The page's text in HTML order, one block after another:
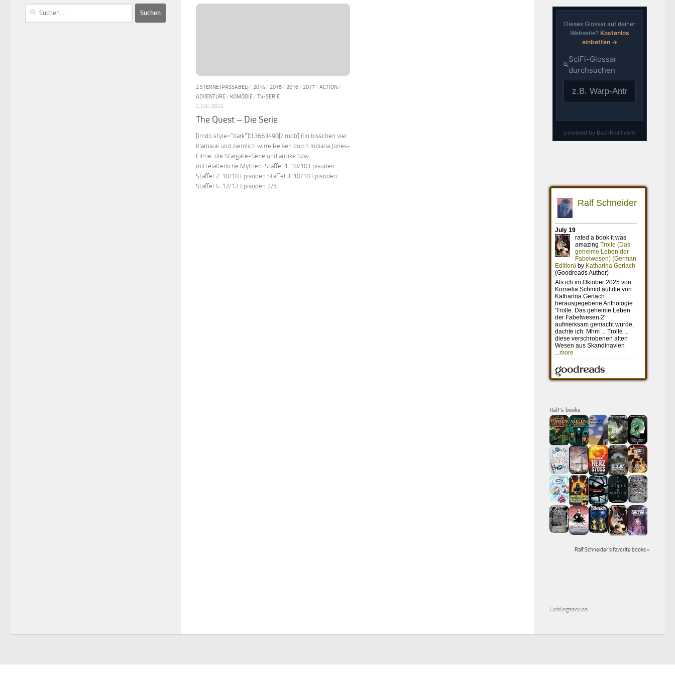
2 STERNE (PASSABEL)/ 2014/ 2015/ 2016/ 2017/ ACTION/
ADVENTURE/ KOMÖDIE/ TV-SERIE
2. JULI 2023
The Quest – Die Serie
[imdb style=“dark“]tt3663490[/imdb] Ein bisschen viel
Klamauk und ziemlich wirre Reisen durch Indiana Jones-
Filme, die Stargate-Serie und antike bzw.
mittelalterliche Mythen. Staffel 1: 10/10 Episoden
Staffel 2: 10/10 Episoden Staffel 3: 10/10 Episoden
Staffel 4: 12/12 Episoden 2/5
Ralf's books
Ralf Schneider's favorite books »
Lieblingsserien